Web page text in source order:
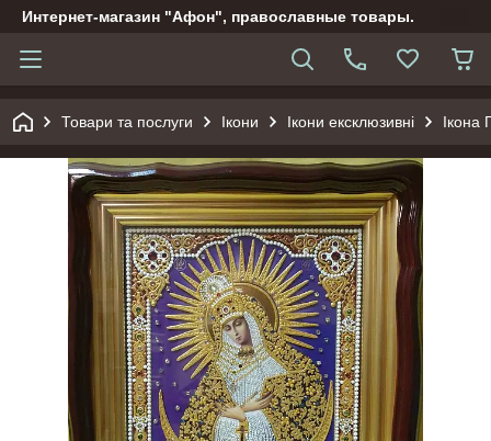
Интернет-магазин "Афон", православные товары.
Товари та послуги Ікони Ікони ексклюзивні Ікона